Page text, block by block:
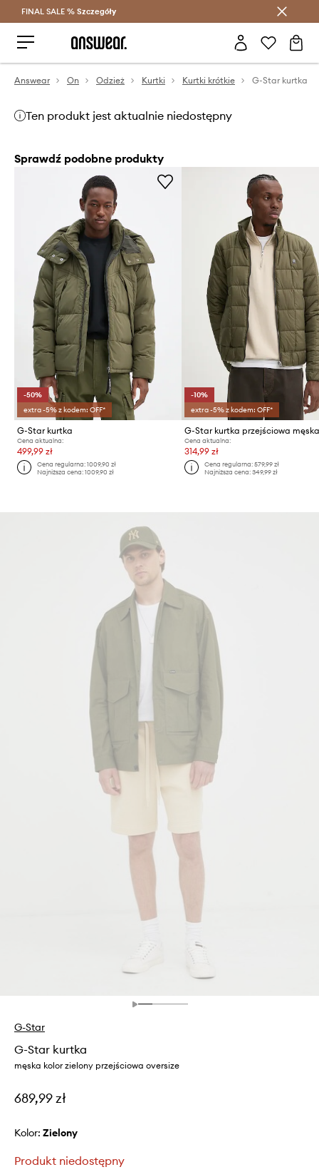
Oszczędzaj z Answear Club >
FINAL SALE % Szczegóły
Answear On Odzież Kurtki Kurtki krótkie G-Star kurtka
Ten produkt jest aktualnie niedostępny
Sprawdź podobne produkty
-50%
extra -5% z kodem: OFF*
G-Star kurtka
Cena aktualna:
499,99 zł
Cena regularna:1009,90 zł
Najniższa cena:1009,90 zł
-10%
extra -5% z kodem: OFF*
G-Star kurtka przejściowa
Cena aktualna:
314,99 zł
Cena regularna: 579,99 zł
Najniższa cena: 349,99 zł
G-Star
G-Star kurtka
męska kolor zielony przejściowa oversize
689,99 zł
Kolor: zielony
Produkt niedostępny